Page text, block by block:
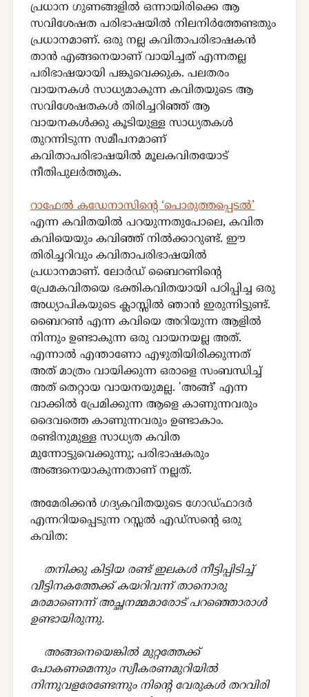
പ്രധാന ഗുണങ്ങളിൽ ഒന്നായിരിക്കെ ആ
സവിശേഷത പരിഭാഷയിൽ നിലനിർത്തേണ്ടതും
പ്രധാനമാണ്. ഒരു നല്ല കവിതാപരിഭാഷകൻ
താൻ എങ്ങനെയാണ് വായിച്ചത് എന്നതല്ല
പരിഭാഷയായി പങ്കുവെക്കുക. പലതരം
വായനകൾ സാധ്യമാകുന്ന കവിതയുടെ ആ
സവിശേഷതകൾ തിരിച്ചറിഞ്ഞ് ആ
വായനകൾക്കു കൂടിയുള്ള സാധ്യതകൾ
തുറന്നിടുന്ന സമീപനമാണ്
കവിതാപരിഭാഷയിൽ മൂലകവിതയോട്
നീതിപുലർത്തുക.
റാഫേൽ കഡേനാസിൻ്റെ ‘പൊരുത്തപ്പെടൽ’
എന്ന കവിതയിൽ പറയുന്നതുപോലെ, കവിത
കവിയെയും കവിഞ്ഞ് നിൽക്കാറുണ്ട്. ഈ
തിരിച്ചറിവും കവിതാപരിഭാഷയിൽ
പ്രധാനമാണ്. ലോർഡ് ബൈറണിന്റെ
പ്രേമകവിതയെ ഭക്തികവിതയായി പഠിപ്പിച്ച ഒരു
അധ്യാപികയുടെ ക്ലാസ്സിൽ ഞാൻ ഇരുന്നിട്ടുണ്ട്.
ബൈറൺ എന്ന കവിയെ അറിയുന്ന ആളിൽ
നിന്നും ഉണ്ടാകുന്ന ഒരു വായനയല്ല അത്.
എന്നാൽ എന്താണോ എഴുതിയിരിക്കുന്നത്
അത് മാത്രം വായിക്കുന്ന ഒരാളെ സംബന്ധിച്ച്
അത് തെറ്റായ വായനയുമല്ല. 'അങ്ങ്’ എന്ന
വാക്കിൽ പ്രേമിക്കുന്ന ആളെ കാണുന്നവരും
ദൈവത്തെ കാണുന്നവരും ഉണ്ടാകാം.
രണ്ടിനുമുള്ള സാധ്യത കവിത
മുന്നോട്ടുവെക്കുന്നു; പരിഭാഷകരും
അങ്ങനെയാകുന്നതാണ് നല്ലത്.
അമേരിക്കൻ ഗദ്യകവിതയുടെ ഗോഡ്ഫാദർ
എന്നറിയപ്പെടുന്ന റസ്സൽ എഡ്സൻ്റെ ഒരു
കവിത:
തനിക്കു കിട്ടിയ രണ്ട് ഇലകൾ നീട്ടിപ്പിടിച്ച്
വീട്ടിനകത്തേക്ക് കയറിവന്ന് താനൊരു
മരമാണെന്ന് അച്ഛനമ്മമാരോട് പറഞ്ഞൊരാൾ
ഉണ്ടായിരുന്നു.
അങ്ങനെയെങ്കിൽ മുറ്റത്തേക്ക്
പോകണമെന്നും സ്വീകരണമുറിയിൽ
നിന്നുവളരേണ്ടേന്നും നിന്റെ വേരുകൾ തറവിരി